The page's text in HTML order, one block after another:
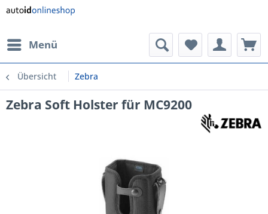
Menü
Übersicht Zebra
Zebra Soft Holster für MC9200